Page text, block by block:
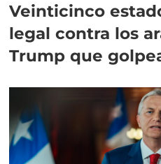
Veinticinco
legal contra los
Trump que